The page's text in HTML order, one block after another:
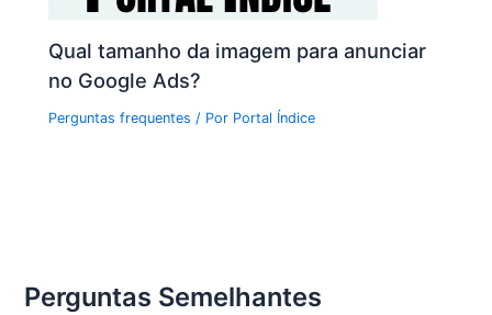
Qual tamanho da imagem para anunciar
no Google Ads?
Perguntas frequentes / Por Portal Índice
Perguntas Semelhantes